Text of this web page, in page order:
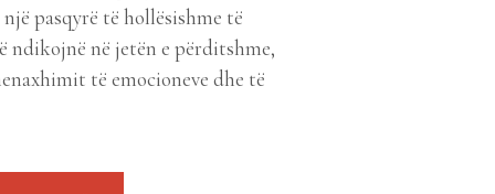
pasqyrë të hollësishme të
ndikojnë në jetën e përditshme,
të emocioneve dhe të